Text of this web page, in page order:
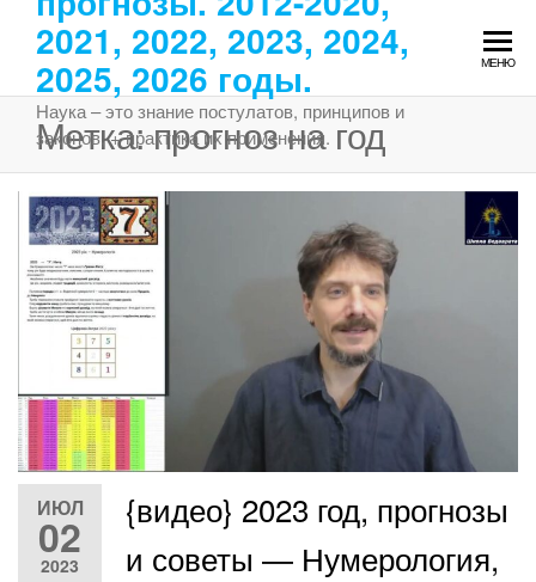
Перейти
содержимому
2021, 2022, 2023, 2024,
2025, 2026 годы.
Наука – это знание постулатов, принципов и
законов, + практика их применения.
МЕНЮ
Метка:прогноз на год
ИЮЛ
02
2023
{видео} 2023 год, прогнозы
и советы — Нумерология,